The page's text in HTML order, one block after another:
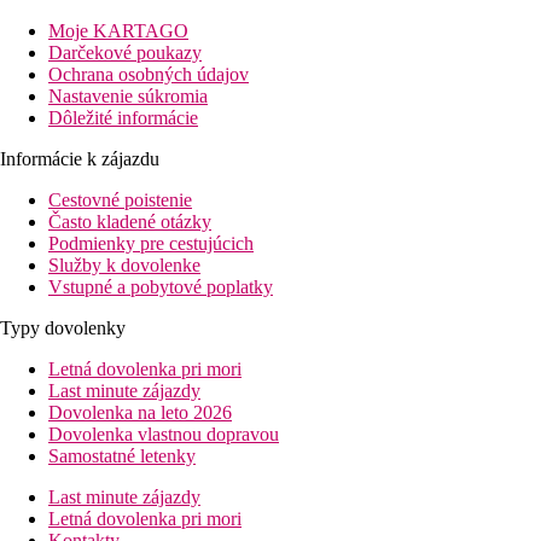
pláže: 150 m
letisko Varna: 40 km
centrá letoviska Albena: 100 km
nákupných možností: 100 m
Popis izby
Dvojlôžková izba
klimatizácia
telefón
TV
kúpeľňa/WC (sušič vlasov)
trezor na recepcii (za poplatok)
minichladnička (zadarmo)
Popis hotela
vstupná hala s recepciou
hlavná reštaurácia
lobby bar
Wi-Fi v spoločných priestoroch (zadarmo)
vonkajší bazén (lehátka a slnečníky zadarmo, podľa
Moje KARTAGO
Darčekové poukazy
Ochrana osobných údajov
Nastavenie súkromia
Dôležité informácie
Informácie k zájazdu
Cestovné poistenie
Často kladené otázky
Podmienky pre cestujúcich
Služby k dovolenke
Vstupné a pobytové poplatky
Typy dovolenky
Letná dovolenka pri mori
Last minute zájazdy
Dovolenka na leto 2026
Dovolenka vlastnou dopravou
Samostatné letenky
Last minute zájazdy
Letná dovolenka pri mori